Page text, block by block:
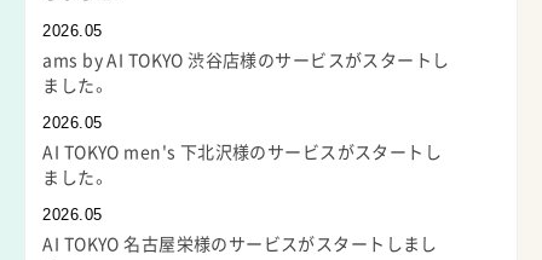
2026.05
ams by AI TOKYO 渋谷店様のサービスがスタートし
ました。
2026.05
AI TOKYO men's 下北沢様のサービスがスタートし
ました。
2026.05
AI TOKYO 名古屋栄様のサービスがスタートしまし